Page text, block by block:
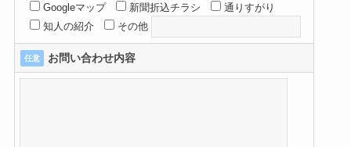
Googleマップ
新聞折込チラシ
通りすがり
知人の紹介
その他
任意 お問い合わせ内容